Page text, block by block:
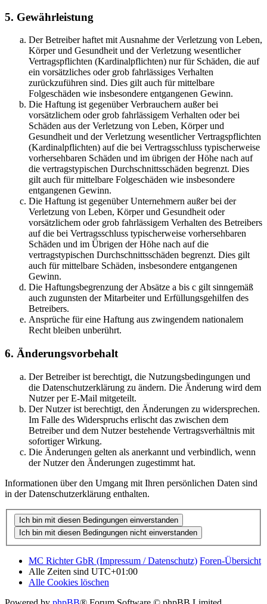
5. Gewährleistung
Der Betreiber haftet mit Ausnahme der Verletzung von Leben,
Körper und Gesundheit und der Verletzung wesentlicher
Vertragspflichten (Kardinalpflichten) nur für Schäden, die auf
ein vorsätzliches oder grob fahrlässiges Verhalten
zurückzuführen sind. Dies gilt auch für mittelbare
Folgeschäden wie insbesondere entgangenen Gewinn.
Die Haftung ist gegenüber Verbrauchern außer bei
vorsätzlichem oder grob fahrlässigem Verhalten oder bei
Schäden aus der Verletzung von Leben, Körper und
Gesundheit und der Verletzung wesentlicher Vertragspflichten
(Kardinalpflichten) auf die bei Vertragsschluss typischerweise
vorhersehbaren Schäden und im übrigen der Höhe nach auf
die vertragstypischen Durchschnittsschäden begrenzt. Dies
gilt auch für mittelbare Folgeschäden wie insbesondere
entgangenen Gewinn.
Die Haftung ist gegenüber Unternehmern außer bei der
Verletzung von Leben, Körper und Gesundheit oder
vorsätzlichem oder grob fahrlässigem Verhalten des Betreibers
auf die bei Vertragsschluss typischerweise vorhersehbaren
Schäden und im Übrigen der Höhe nach auf die
vertragstypischen Durchschnittsschäden begrenzt. Dies gilt
auch für mittelbare Schäden, insbesondere entgangenen
Gewinn.
Die Haftungsbegrenzung der Absätze a bis c gilt sinngemäß
auch zugunsten der Mitarbeiter und Erfüllungsgehilfen des
Betreibers.
Ansprüche für eine Haftung aus zwingendem nationalem
Recht bleiben unberührt.
6. Änderungsvorbehalt
Der Betreiber ist berechtigt, die Nutzungsbedingungen und
die Datenschutzerklärung zu ändern. Die Änderung wird dem
Nutzer per E-Mail mitgeteilt.
Der Nutzer ist berechtigt, den Änderungen zu widersprechen.
Im Falle des Widerspruchs erlischt das zwischen dem
Betreiber und dem Nutzer bestehende Vertragsverhältnis mit
sofortiger Wirkung.
Die Änderungen gelten als anerkannt und verbindlich, wenn
der Nutzer den Änderungen zugestimmt hat.
Informationen über den Umgang mit Ihren persönlichen Daten sind
in der Datenschutzerklärung enthalten.
MC Richter GbR (Impressum / Datenschutz) Foren-Übersicht
Alle Zeiten sind UTC+01:00
Alle Cookies löschen